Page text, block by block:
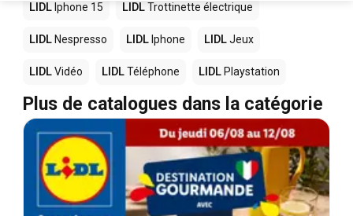
LIDL Iphone 15 LIDLTrottinette électrique
LIDL Nespresso LIDL Iphone LIDLJeux
LIDLVidéo LIDLTéléphone LIDL Playstation
Plus de catalogues dans la catégorie